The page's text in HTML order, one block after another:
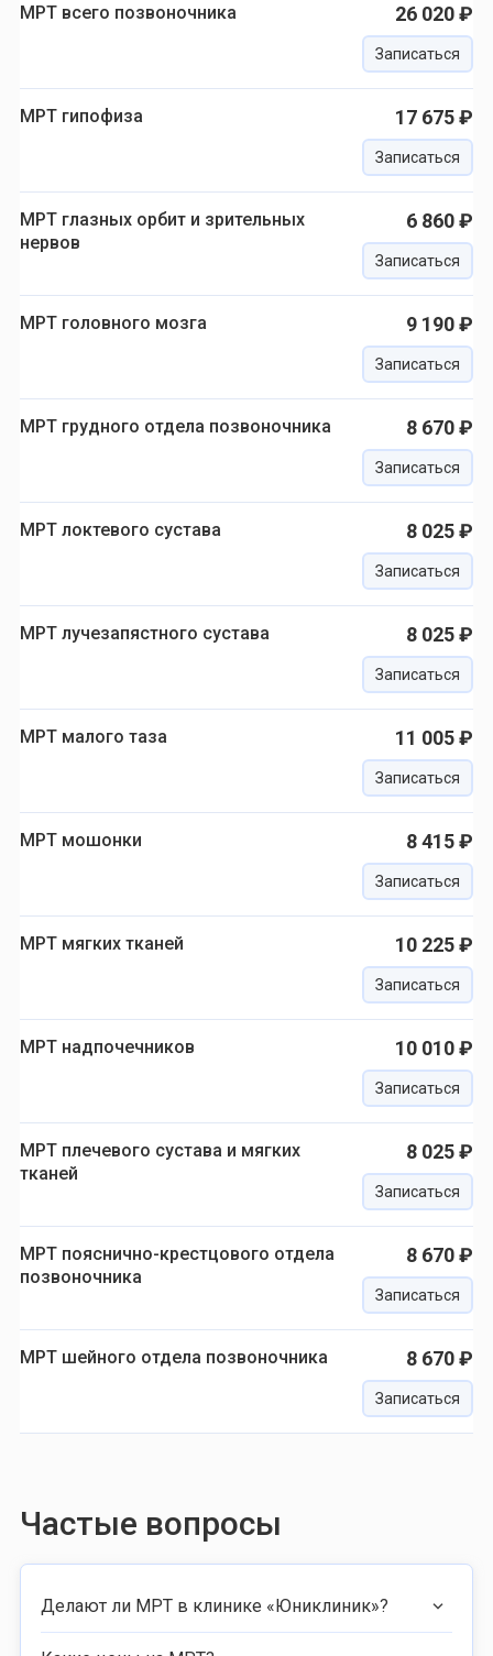
МРТ всего позвоночника 26 020 ₽
Записаться
МРТ гипофиза 17 675 ₽
Записаться
МРТ глазных орбит и зрительных
нервов
6 860 ₽
Записаться
МРТ головного мозга 9 190 ₽
Записаться
МРТ грудного отдела позвоночника 8 670 ₽
Записаться
МРТ локтевого сустава 8 025 ₽
Записаться
МРТ лучезапястного сустава 8 025 ₽
Записаться
МРТ малого таза 11 005 ₽
Записаться
МРТ мошонки 8 415 ₽
Записаться
МРТ мягких тканей 10 225 ₽
Записаться
МРТ надпочечников 10 010 ₽
Записаться
МРТ плечевого сустава и мягких
тканей
8 025 ₽
Записаться
МРТ пояснично-крестцового отдела
позвоночника
8 670 ₽
Записаться
МРТ шейного отдела позвоночника 8 670 ₽
Записаться
Частые вопросы
Делают ли МРТ в клинике «Юниклиник»?